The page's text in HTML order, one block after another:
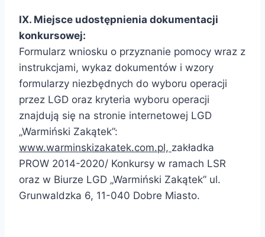
IX. Miejsce udostępnienia dokumentacji
konkursowej:
Formularz wniosku o przyznanie pomocy wraz z
instrukcjami, wykaz dokumentów i wzory
formularzy niezbędnych do wyboru operacji
przez LGD oraz kryteria wyboru operacji
znajdują się na stronie internetowej LGD
„Warmiński Zakątek”:
www.warminskizakatek.com.pl, zakładka
PROW 2014-2020/ Konkursy w ramach LSR
oraz w Biurze LGD „Warmiński Zakątek” ul.
Grunwaldzka 6, 11-040 Dobre Miasto.